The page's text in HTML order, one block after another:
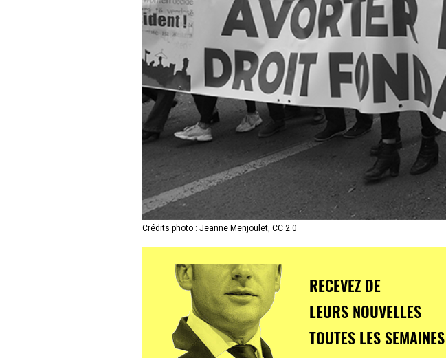
Crédits photo : Jeanne Menjoulet, CC 2.0
RECEVEZ DE
LEURS NOUVELLES
TOUTES LES